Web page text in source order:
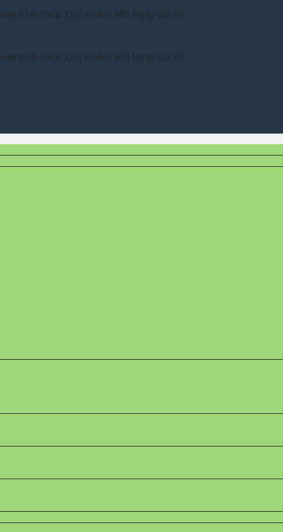
Chúc Quý Khách Một Ngày Vui Vẻ
Chúc Quý Khách Một Ngày Vui Vẻ